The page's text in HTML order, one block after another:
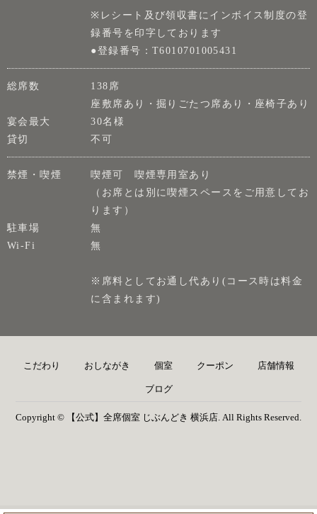
※レシート及び領収書にインボイス制度の登
録番号を印字しております
●登録番号：T6010701005431
総席数
138席
座敷席あり・掘りごたつ席あり・座椅子あり
宴会最大
30名様
貸切
不可
禁煙・喫煙
喫煙可 喫煙専用室あり
（お席とは別に喫煙スペースをご用意してお
ります）
駐車場
無
Wi-Fi
無
※席料としてお通し代あり(コース時は料金
に含まれます)
こだわり おしながき 個室 クーポン 店舗情報
ブログ
Copyright © 【公式】全席個室 じぶんどき 横浜店. All Rights Reserved.